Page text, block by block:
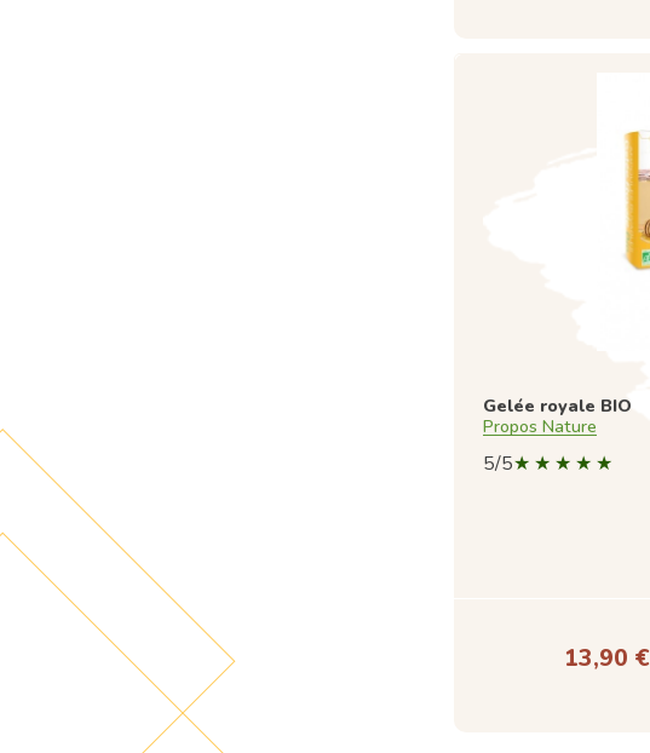
Gelée royale BIO
Propos Nature
5/5
13,90 €